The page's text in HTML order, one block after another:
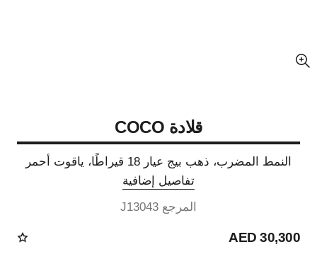
عرض مكبّر عن الصورة
قلادة COCO
النمط المضرب، ذهب بيج عيار 18 قيراطًا، ياقوت أحمر
تفاصيل إضافية
المرجع J13043
30,300 AED